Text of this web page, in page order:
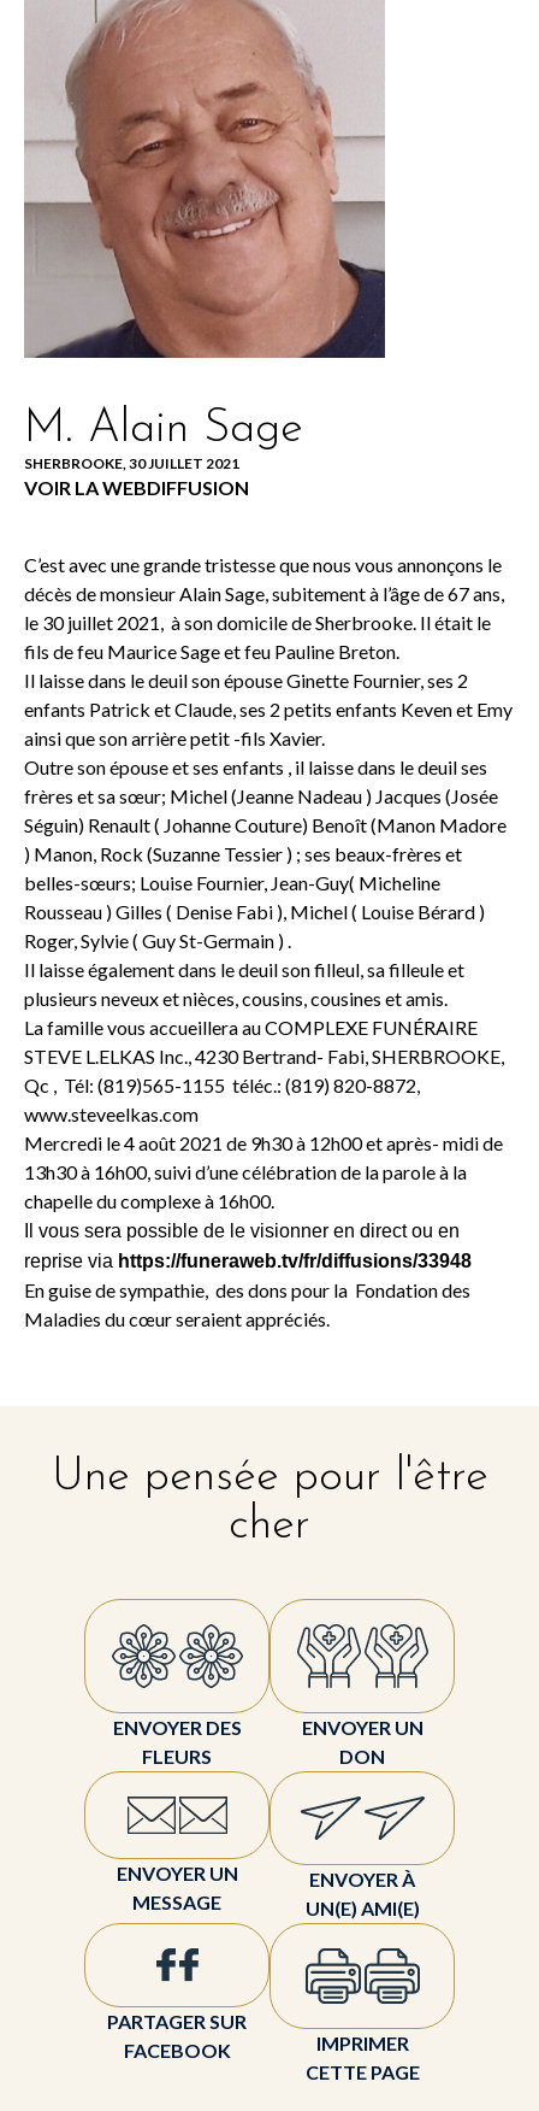
M. Alain Sage
SHERBROOKE, 30 JUILLET 2021
VOIR LA WEBDIFFUSION
C’est avec une grande tristesse que nous vous annonçons le
décès de monsieur Alain Sage, subitement à l’âge de 67 ans,
le 30 juillet 2021, à son domicile de Sherbrooke. Il était le
fils de feu Maurice Sage et feu Pauline Breton.
Il laisse dans le deuil son épouse Ginette Fournier, ses 2
enfants Patrick et Claude, ses 2 petits enfants Keven et Emy
ainsi que son arrière petit -fils Xavier.
Outre son épouse et ses enfants , il laisse dans le deuil ses
frères et sa sœur; Michel (Jeanne Nadeau ) Jacques (Josée
Séguin) Renault ( Johanne Couture) Benoît (Manon Madore
) Manon, Rock (Suzanne Tessier ) ; ses beaux-frères et
belles-sœurs; Louise Fournier, Jean-Guy( Micheline
Rousseau ) Gilles ( Denise Fabi ), Michel ( Louise Bérard )
Roger, Sylvie ( Guy St-Germain ) .
Il laisse également dans le deuil son filleul, sa filleule et
plusieurs neveux et nièces, cousins, cousines et amis.
La famille vous accueillera au COMPLEXE FUNÉRAIRE
STEVE L.ELKAS Inc., 4230 Bertrand- Fabi, SHERBROOKE,
Qc , Tél: (819)565-1155 téléc.: (819) 820-8872,
www.steveelkas.com
Mercredi le 4 août 2021 de 9h30 à 12h00 et après- midi de
13h30 à 16h00, suivi d’une célébration de la parole à la
chapelle du complexe à 16h00.
Il vous sera possible de le visionner en direct ou en
reprise via https://funeraweb.tv/fr/diffusions/33948
En guise de sympathie, des dons pour la Fondation des
Maladies du cœur seraient appréciés.
Une pensée pour l'être
cher
ENVOYER DES
FLEURS
ENVOYER UN
DON
ENVOYER UN
MESSAGE
ENVOYER À
UN(E) AMI(E)
PARTAGER SUR
FACEBOOK
IMPRIMER
CETTE PAGE